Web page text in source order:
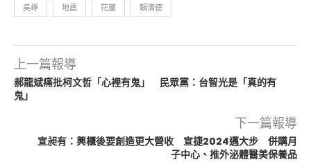
吳崢 地震 花蓮 賴清德
上一篇報導
郝龍斌痛批柯文哲「心裡有鬼」 民眾黨：台智光是「真的有
鬼」
下一篇報導
宣昶有：興櫃後要創造更大營收 宣捷2024邁大步 併購月
子中心、推外泌體醫美保養品